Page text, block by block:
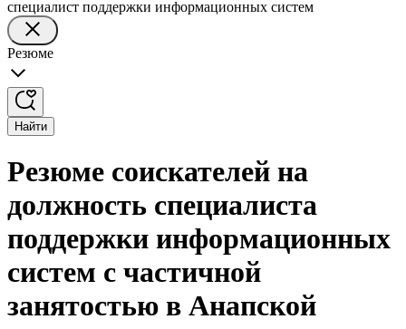
специалист поддержки информационных систем
Резюме
Найти
Резюме соискателей на
должность специалиста
поддержки информационных
систем с частичной
занятостью в Анапской